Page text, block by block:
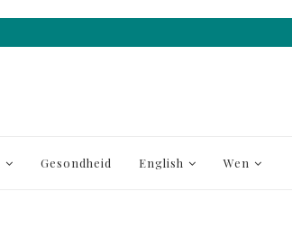
Gesondheid English Wen